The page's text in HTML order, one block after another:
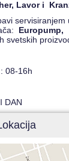
Lavor i
servisiranjem
Europump,
svetskih
08-16h
DAN